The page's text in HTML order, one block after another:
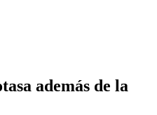
además de la